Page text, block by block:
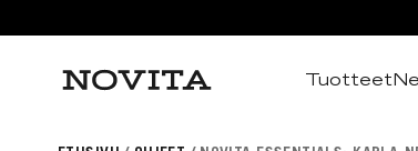
Tuotteet